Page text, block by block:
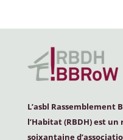
L’asbl Rassemblement
l’Habitat (RBDH) est un
soixantaine